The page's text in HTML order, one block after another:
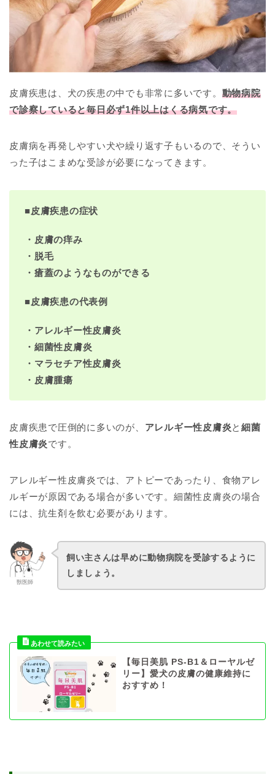
皮膚疾患は、犬の疾患の中でも非常に多いです。 動物病院
で診察していると毎日必ず1件以上はくる病気です。
皮膚病を再発しやすい犬や繰り返す子もいるので、そうい
った子はこまめな受診が必要になってきます。
■皮膚疾患の症状
・皮膚の痒み
・脱毛
・瘡蓋のようなものができる
■皮膚疾患の代表例
・アレルギー性皮膚炎
・細菌性皮膚炎
・マラセチア性皮膚炎
・皮膚腫瘍
皮膚疾患で圧倒的に多いのが、 アレルギー性皮膚炎と細菌
性皮膚炎です。
アレルギー性皮膚炎では、アトピーであったり、食物アレ
ルギーが原因である場合が多いです。細菌性皮膚炎の場合
には、抗生剤を飲む必要があります。
獣医師
飼い主さんは早めに動物病院を受診するように
しましょう。
【毎日美肌 PS-B1＆ローヤルゼ
リー】愛犬の皮膚の健康維持に
おすすめ！